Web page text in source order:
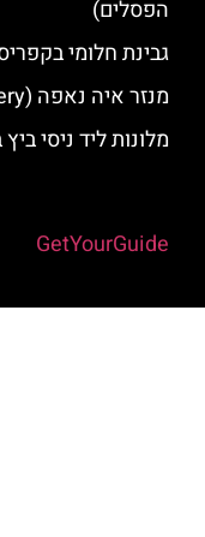
הפסלים)
גבינת חלומי
מנזר איה נאפה (Ayia Napa Monastery)
מלונות ליד ניסי
GetYourGuide